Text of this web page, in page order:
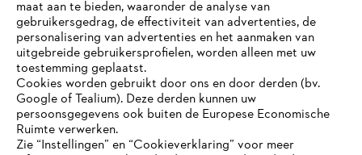
STIHL FAQ
Contact
maat aan te bieden, waaronder de analyse van
gebruikersgedrag, de effectiviteit van advertenties, de
personalisering van advertenties en het aanmaken van
uitgebreide gebruikersprofielen, worden alleen met uw
toestemming geplaatst.
Cookies worden gebruikt door ons en door derden (bv.
Google of Tealium). Deze derden kunnen uw
persoonsgegevens ook buiten de Europese Economische
Ruimte verwerken.
Zie “Instellingen” en “Cookieverklaring” voor meer